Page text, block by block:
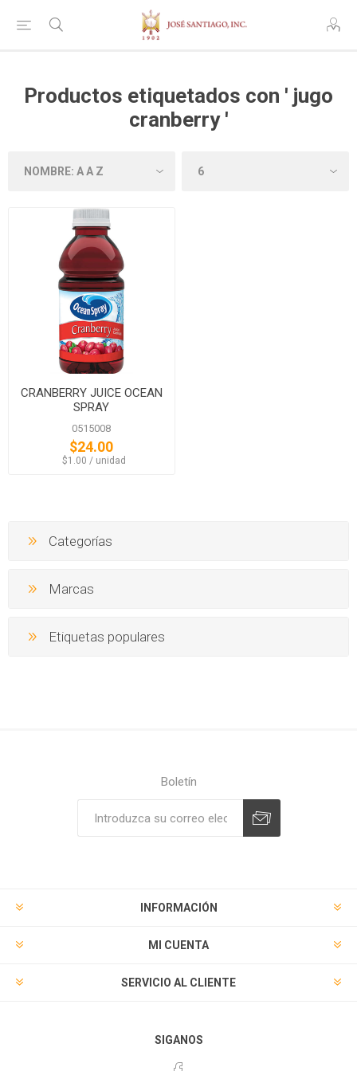
Productos etiquetados con ' jugo
cranberry '
CRANBERRY JUICE OCEAN
SPRAY
0515008
$24.00
‏‏‎ ‎‏‏‎ ‎$1.00 / unidad
Categorías
Marcas
Etiquetas populares
Boletín
INFORMACIÓN
MI CUENTA
SERVICIO AL CLIENTE
SIGANOS